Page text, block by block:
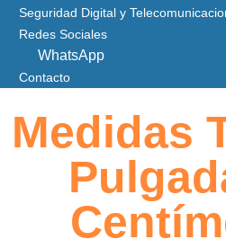
Seguridad Digital y
Redes Sociales
WhatsApp
Contacto
Medidas